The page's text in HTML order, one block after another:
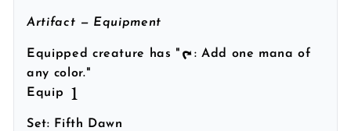
Artifact — Equipment
Equipped creature has "
: Add one mana of
any color."
Equip
Set: Fifth Dawn